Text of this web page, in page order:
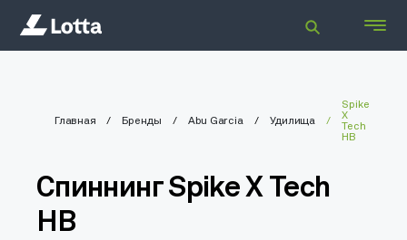
Главная Бренды Abu Garcia Удилища
Spike
X
Tech
HB
Спиннинг Spike X Tech
HB